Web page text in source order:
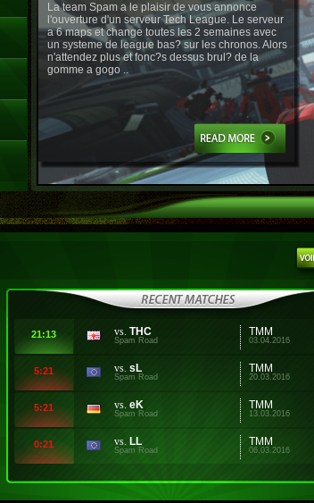
La team Spam a le plaisir de vous annonce
l'ouverture d'un serveur Tech League. Le serveur
a 6 maps et change toutes les 2 semaines avec
un systeme de league bas? sur les chronos. Alors
n'attendez plus et fonc?s dessus brul? de la
gomme a gogo ..
21:13 vs. THC
Spam Road
TMM
03.04.2016
5:21 vs. sL
Spam Road
TMM
20.03.2016
5:21 vs. eK
Spam Road
TMM
13.03.2016
0:21 vs. LL
Spam Road
TMM
06.03.2016